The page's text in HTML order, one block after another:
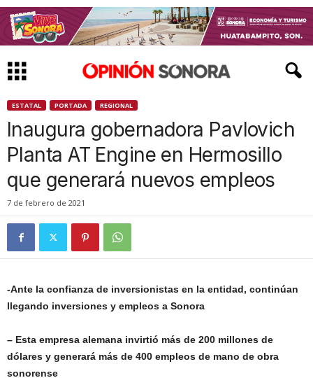
ESTATAL PORTADA REGIONAL
Inaugura gobernadora Pavlovich
Planta AT Engine en Hermosillo
que generará nuevos empleos
7 de febrero de 2021
-Ante la confianza de inversionistas en la entidad, continúan
llegando inversiones y empleos a Sonora
– Esta empresa alemana invirtió más de 200 millones de
dólares y generará más de 400 empleos de mano de obra
sonorense